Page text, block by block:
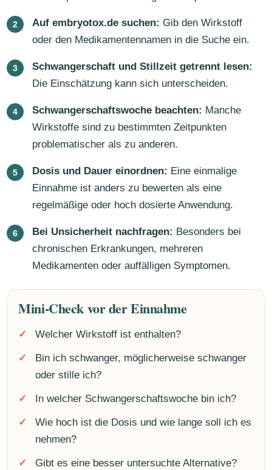
Auf embryotox.de suchen: Gib den Wirkstoff
oder den Medikamentennamen in die Suche ein.
Schwangerschaft und Stillzeit getrennt lesen:
Die Einschätzung kann sich unterscheiden.
Schwangerschaftswoche beachten: Manche
Wirkstoffe sind zu bestimmten Zeitpunkten
problematischer als zu anderen.
Dosis und Dauer einordnen: Eine einmalige
Einnahme ist anders zu bewerten als eine
regelmäßige oder hoch dosierte Anwendung.
Bei Unsicherheit nachfragen: Besonders bei
chronischen Erkrankungen, mehreren
Medikamenten oder auffälligen Symptomen.
Mini-Check vor der Einnahme
Welcher Wirkstoff ist enthalten?
Bin ich schwanger, möglicherweise schwanger
oder stille ich?
In welcher Schwangerschaftswoche bin ich?
Wie hoch ist die Dosis und wie lange soll ich es
nehmen?
Gibt es eine besser untersuchte Alternative?